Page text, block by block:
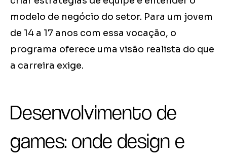
modelo de negócio do setor. Para um jovem
de 14 a 17 anos com essa vocação, o
programa oferece uma visão realista do que
a carreira exige.
Desenvolvimento de
games: onde design e